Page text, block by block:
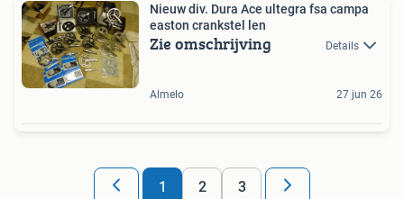
Nieuw div. Dura Ace ultegra fsa campa
easton crankstel len
Zie omschrijving Details
Almelo 27 jun 26
1 2 3